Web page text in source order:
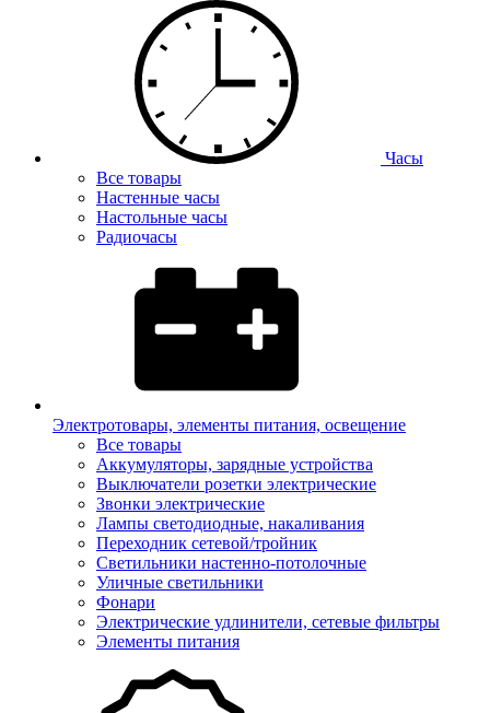
Часы
Все товары
Настенные часы
Настольные часы
Радиочасы
Электротовары, элементы питания, освещение
Все товары
Аккумуляторы, зарядные устройства
Выключатели розетки электрические
Звонки электрические
Лампы светодиодные, накаливания
Переходник сетевой/тройник
Светильники настенно-потолочные
Уличные светильники
Фонари
Электрические удлинители, сетевые фильтры
Элементы питания